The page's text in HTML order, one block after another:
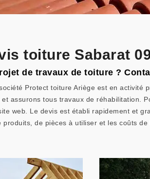
toiture Sabarat
de travaux de toiture ?
Protect toiture Ariège est en activité
assurons tous travaux de réhabilitation.
web. Le devis est établi rapidement et
produits, de pièces à utiliser et les coûts